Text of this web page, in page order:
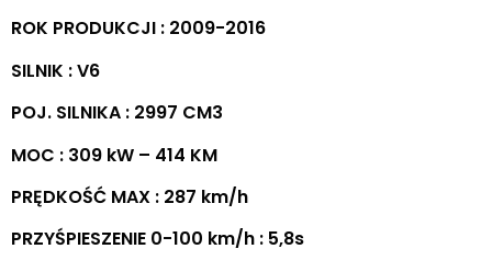
ROK PRODUKCJI : 2009-2016
SILNIK : V6
POJ. SILNIKA : 2997 CM3
MOC : 309 kW – 414 KM
PRĘDKOŚĆ MAX : 287 km/h
PRZYŚPIESZENIE 0-100 km/h : 5,8s